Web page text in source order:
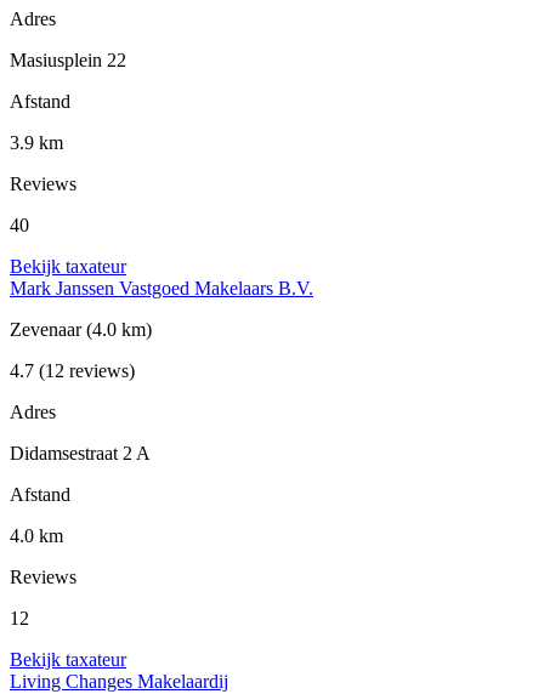
Adres
Masiusplein 22
Afstand
3.9 km
Reviews
40
Bekijk taxateur
Mark Janssen Vastgoed Makelaars B.V.
Zevenaar(4.0 km)
4.7 (12 reviews)
Adres
Didamsestraat 2 A
Afstand
4.0 km
Reviews
12
Bekijk taxateur
Living Changes Makelaardij